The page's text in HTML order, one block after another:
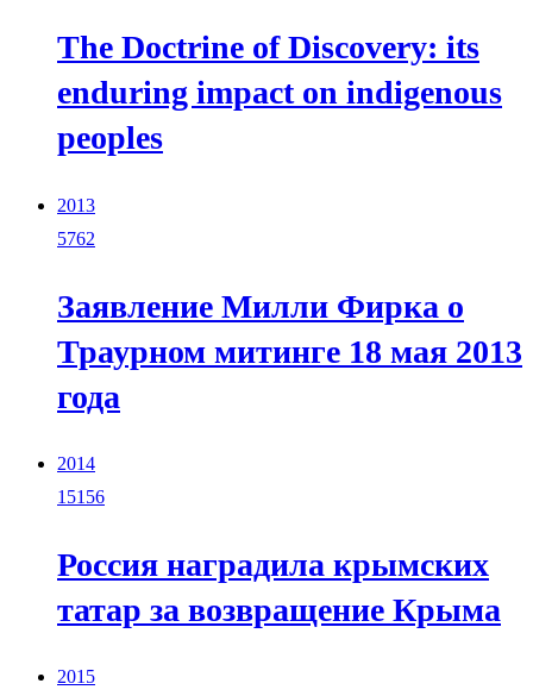
The Doctrine of Discovery: its
enduring impact on indigenous
peoples
2013
5762
Заявление Милли Фирка о
Траурном митинге 18 мая 2013
года
2014
15156
Россия наградила крымских
татар за возвращение Крыма
2015